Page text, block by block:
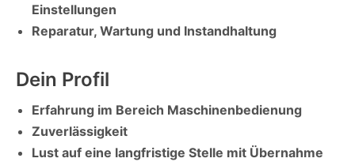
Einstellungen
Reparatur, Wartung und Instandhaltung
Dein Profil
Erfahrung im Bereich Maschinenbedienung
Zuverlässigkeit
Lust auf eine langfristige Stelle mit Übernahme